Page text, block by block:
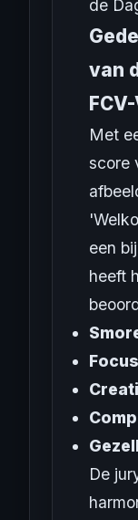
de
van
Met
score
een
heeft
De